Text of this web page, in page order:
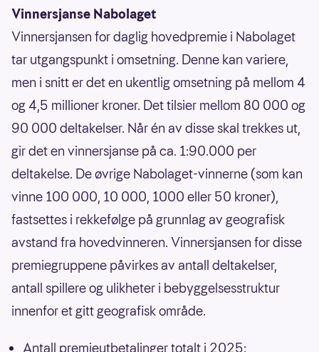
Vinnersjanse Nabolaget
Vinnersjansen for daglig hovedpremie i Nabolaget
tar utgangspunkt i omsetning. Denne kan variere,
men i snitt er det en ukentlig omsetning på mellom 4
og 4,5 millioner kroner. Det tilsier mellom 80 000 og
90 000 deltakelser. Når én av disse skal trekkes ut,
gir det en vinnersjanse på ca. 1:90.000 per
deltakelse. De øvrige Nabolaget-vinnerne (som kan
vinne 100 000, 10 000, 1000 eller 50 kroner),
fastsettes i rekkefølge på grunnlag av geografisk
avstand fra hovedvinneren. Vinnersjansen for disse
premiegruppene påvirkes av antall deltakelser,
antall spillere og ulikheter i bebyggelsesstruktur
innenfor et gitt geografisk område.
Antall premieutbetalinger totalt i 2025: